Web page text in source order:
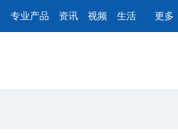
专业产品 资讯 视频 生活 更多